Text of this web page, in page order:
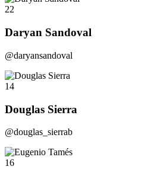
22
Daryan Sandoval
@daryansandoval
14
Douglas Sierra
@douglas_sierrab
16